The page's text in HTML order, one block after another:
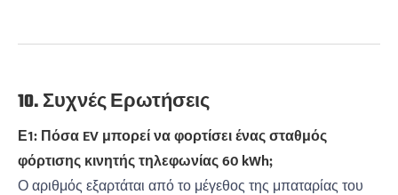
10. Συχνές Ερωτήσεις
Ε1: Πόσα EV μπορεί να φορτίσει ένας σταθμός
φόρτισης κινητής τηλεφωνίας 60 kWh;
Ο αριθμός εξαρτάται από το μέγεθος της μπαταρίας του